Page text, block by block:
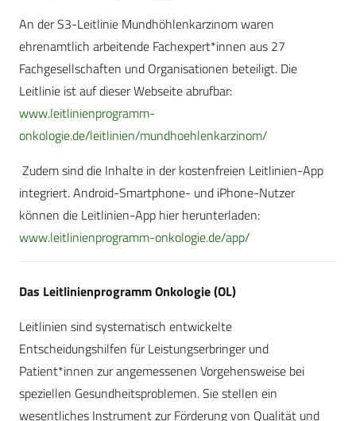
An der S3-Leitlinie Mundhöhlenkarzinom waren
ehrenamtlich arbeitende Fachexpert*innen aus 27
Fachgesellschaften und Organisationen beteiligt. Die
Leitlinie ist auf dieser Webseite abrufbar:
www.leitlinienprogramm-
onkologie.de/leitlinien/mundhoehlenkarzinom/
Zudem sind die Inhalte in der kostenfreien Leitlinien-App
integriert. Android-Smartphone- und iPhone-Nutzer
können die Leitlinien-App hier herunterladen:
www.leitlinienprogramm-onkologie.de/app/
Das Leitlinienprogramm Onkologie (OL)
Leitlinien sind systematisch entwickelte
Entscheidungshilfen für Leistungserbringer und
Patient*innen zur angemessenen Vorgehensweise bei
speziellen Gesundheitsproblemen. Sie stellen ein
wesentliches Instrument zur Förderung von Qualität und